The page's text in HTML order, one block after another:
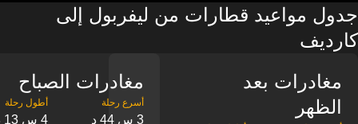
جدول مواعيد قطارات من ليفربول إلى
كارديف
مغادرات بعد
الظهر
مغادرات الصباح
3 س 44 د 4 س 13 د